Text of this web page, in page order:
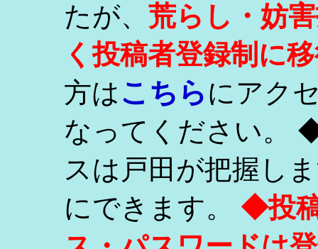
たが、 荒らし・妨
く投稿者登録制に
方はこちらにアク
なってください。
スは戸田が把握し
にできます。 ◆投